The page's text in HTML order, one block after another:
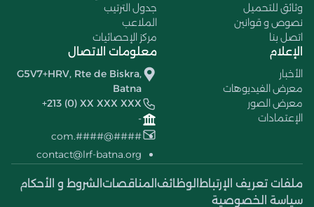
وثائق للتحميل
نصوص و قوانين
اتصل بنا
جدول الترتيب
الملاعب
مركز الإحصائيات
الإعلام
الأخبار
معرض الفيديوهات
معرض الصور
الإعتمادات
معلومات الاتصال
G5V7+HRV, Rte de Biskra,
Batna
+213 (0) XX XXX XXX
-
####@####.com
contact@lrf-batna.org
ملفات تعريف الإرتباط الوظائف المناقصات الشروط و الأحكام
سياسة الخصوصية